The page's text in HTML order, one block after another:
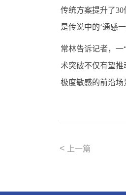
传统方案提升了
是传说中的‘通感
常林告诉记者，一
术突破不仅有望
极度敏感的前沿场
< 上一篇